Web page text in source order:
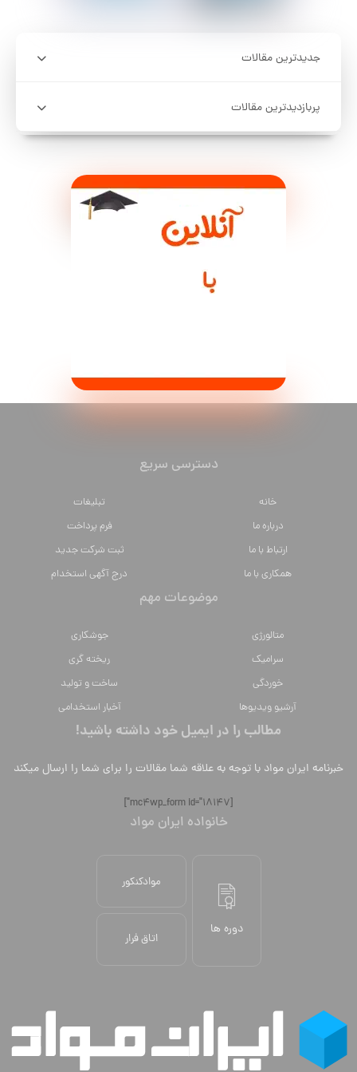
جدیدترین مقالات
پربازدیدترین مقالات
دسترسی سریع
خانه
تبلیغات
درباره ما
فرم پرداخت
ارتباط با ما
ثبت شرکت جدید
همکاری با ما
درج آگهی استخدام
موضوعات مهم
متالورژي
جوشکاری
سراميك
ریخته گری
خوردگی
ساخت و تولید
آرشیو ویدیوها
آخبار استخدامی
مطالب را در ایمیل خود داشته باشید!
خبرنامه ایران مواد با توجه به علاقه شما مقالات را برای شما را ارسال میکند
[mc4wp_form id="18147"]
خانواده ایران مواد
دوره ها
موادکنکور
اتاق فرار